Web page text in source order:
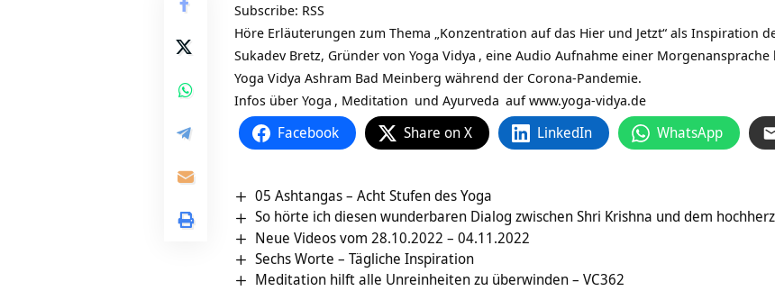
Subscribe: RSS
Höre Erläuterungen zum Thema „Konzentration auf das Hier und Jetzt“ als Inspiration
Sukadev Bretz, Gründer von Yoga Vidya , eine Audio Aufnahme einer Morgenansprache
Yoga Vidya Ashram Bad Meinberg während der Corona-Pandemie.
Infos über Yoga , Meditation und Ayurveda aufwww.yoga-vidya.de
Facebook Share on X LinkedIn WhatsApp
05 Ashtangas – Acht Stufen des Yoga
So hörte ich diesen wunderbaren Dialog zwischen Shri Krishna und dem
Neue Videos vom 28.10.2022 – 04.11.2022
Sechs Worte – Tägliche Inspiration
Meditation hilft alle Unreinheiten zu überwinden – VC362